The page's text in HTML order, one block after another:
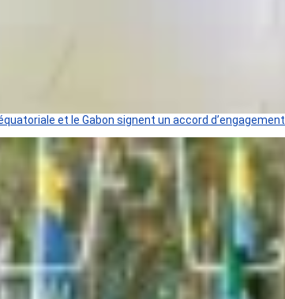
et le Gabon signent un accord d’engagement